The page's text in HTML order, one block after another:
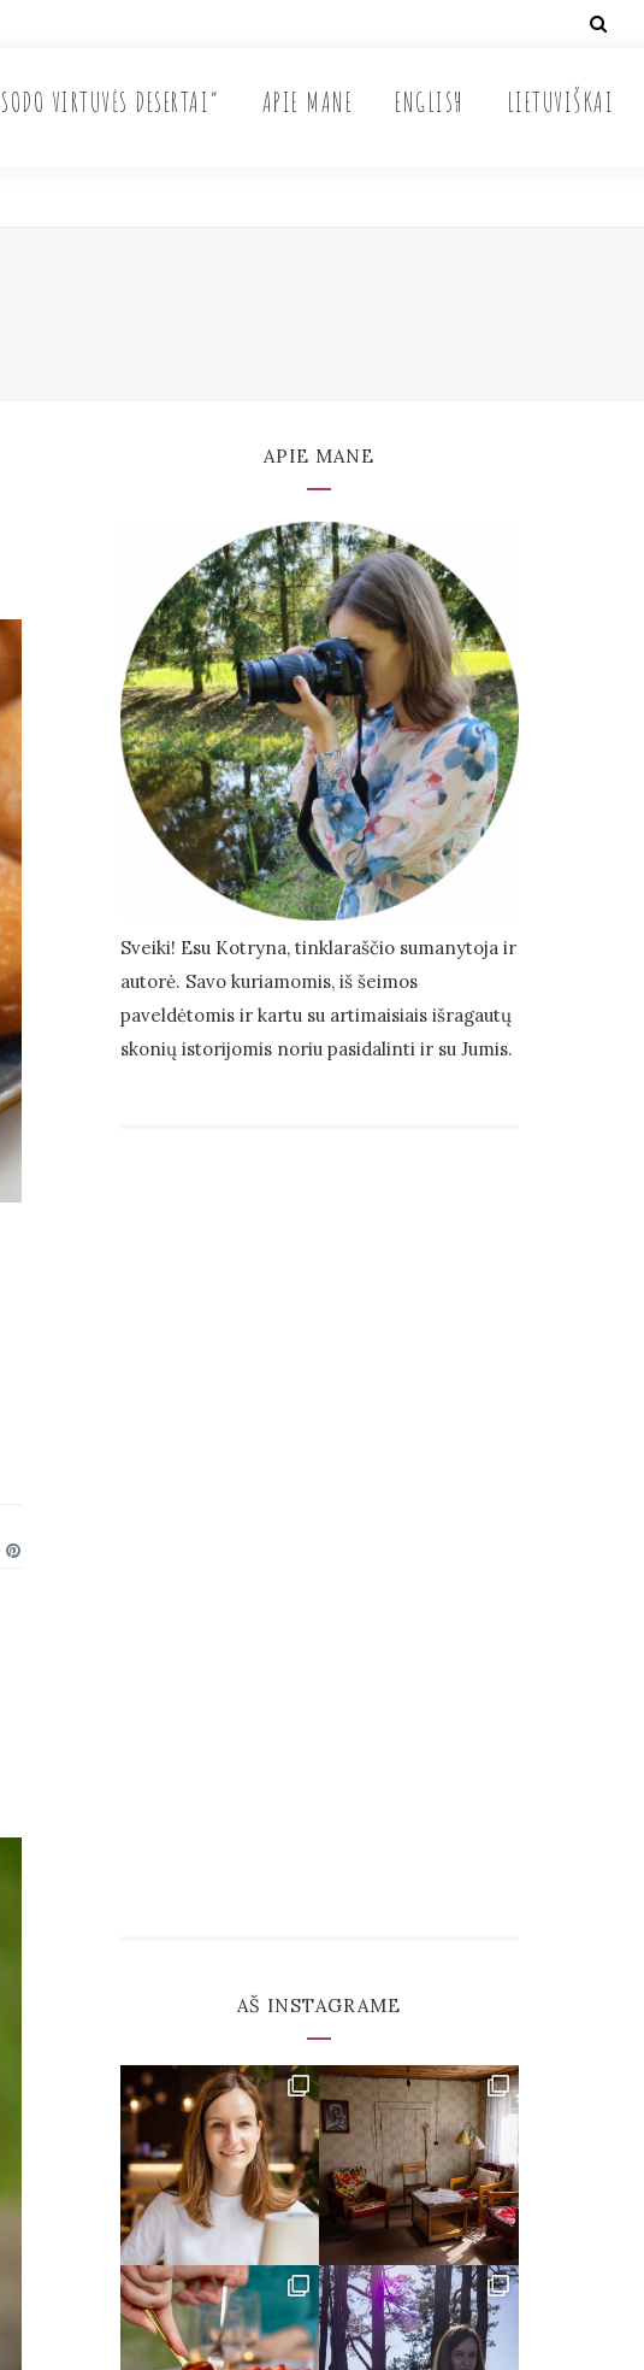
„SODO VIRTUVĖS DESERTAI“ APIE MANE ENGLISH LIETUVIŠKAI
APIE MANE
Sveiki! Esu Kotryna, tinklaraščio sumanytoja ir
autorė. Savo kuriamomis, iš šeimos
paveldėtomis ir kartu su artimaisiais išragautų
skonių istorijomis noriu pasidalinti ir su Jumis.
AŠ INSTAGRAME